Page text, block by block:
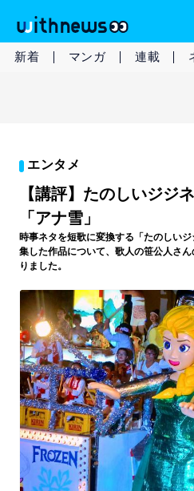
新着 マンガ 連載
エンタメ
【講評】たのしいジ
「アナ雪」
時事ネタを短歌に変換する「たのしい
集した作品について、歌人の笹公人さ
りました。